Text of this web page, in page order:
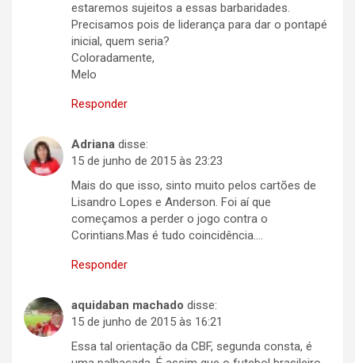
estaremos sujeitos a essas barbaridades.
Precisamos pois de liderança para dar o pontapé
inicial, quem seria?
Coloradamente,
Melo
Responder
Adriana disse:
15 de junho de 2015 às 23:23
Mais do que isso, sinto muito pelos cartões de
Lisandro Lopes e Anderson. Foi aí que
começamos a perder o jogo contra o
Corintians.Mas é tudo coincidência….
Responder
aquidaban machado disse:
15 de junho de 2015 às 16:21
Essa tal orientação da CBF, segunda consta, é